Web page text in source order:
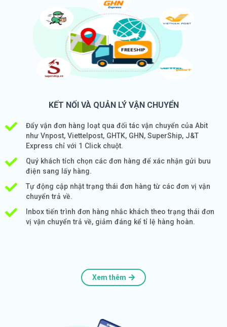
KẾT NỐI VÀ QUẢN LÝ VẬN CHUYỂN
Đẩy vận đơn hàng loạt qua đối tác vận chuyển của Abit
như Vnpost, Viettelpost, GHTK, GHN, SuperShip, J&T
Express chỉ với 1 Click chuột.
Quý khách tích chọn các đơn hàng để xác nhận gửi bưu
điện sang lấy hàng.
Tự động cập nhật trạng thái đơn hàng từ các đơn vị vận
chuyển trả về.
Inbox tiến trình đơn hàng nhắc khách theo trạng thái đơn
vị vận chuyển trả về, giảm đáng kể tỉ lệ hàng hoàn.
Xem thêm